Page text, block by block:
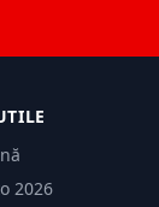
2026